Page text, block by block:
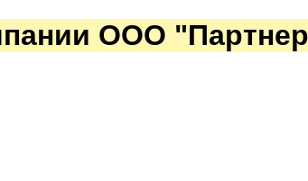
ООО